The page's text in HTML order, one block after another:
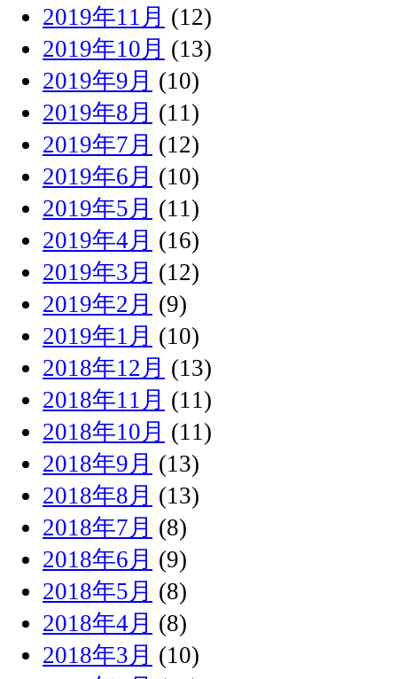
2019年11月 (12)
2019年10月 (13)
2019年9月 (10)
2019年8月 (11)
2019年7月 (12)
2019年6月 (10)
2019年5月 (11)
2019年4月 (16)
2019年3月 (12)
2019年2月 (9)
2019年1月 (10)
2018年12月 (13)
2018年11月 (11)
2018年10月 (11)
2018年9月 (13)
2018年8月 (13)
2018年7月 (8)
2018年6月 (9)
2018年5月 (8)
2018年4月 (8)
2018年3月 (10)